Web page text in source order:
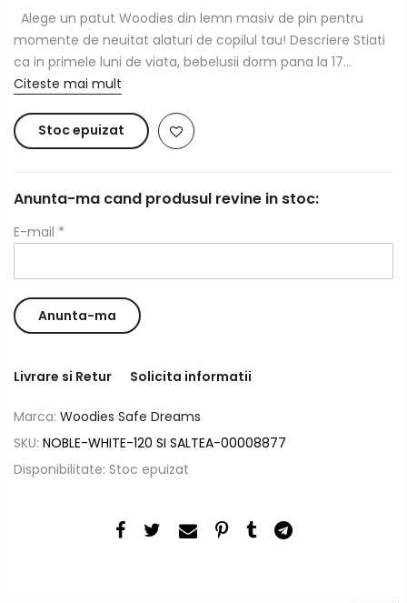
Alege un patut Woodies din lemn masiv de pin pentru
momente de neuitat alaturi de copilul tau! Descriere Stiati
ca in primele luni de viata, bebelusii dorm pana la 17...
Citeste mai mult
Stoc epuizat
Anunta-ma cand produsul revine in stoc:
E-mail *
Livrare si Retur Solicita informatii
Marca: Woodies Safe Dreams
SKU: NOBLE-WHITE-120 SI SALTEA-00008877
Disponibilitate: Stoc epuizat